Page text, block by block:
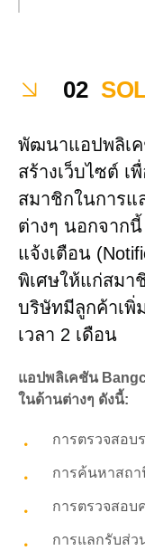
02
พัฒนาแอปพลิเค
สร้างเว็บไซต์ เ
สมาชิกในการแ
ต่างๆ นอกจาก
แจ้งเตือน
พิเศษให้แก่สมา
บริษัทมีลูกค้าเพิ่
เวลา 2 เดือน
แอปพลิเคชัน
ในด้านต่างๆ ดังนี้:
การตรวจสอบ
การค้นหาสถา
การตรวจสอบ
การแลกรับส่ว